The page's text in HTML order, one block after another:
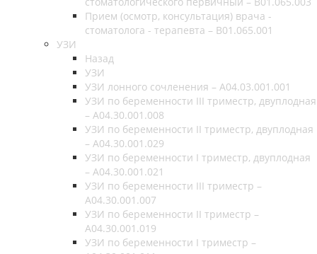
Прием (осмотр, консультация) врача -
стоматолога - терапевта – B01.065.001
УЗИ
Назад
УЗИ
УЗИ лонного сочленения – A04.03.001.001
УЗИ по беременности III триместр, двуплодная
– A04.30.001.008
УЗИ по беременности II триместр, двуплодная
– A04.30.001.029
УЗИ по беременности I триместр, двуплодная
– A04.30.001.021
УЗИ по беременности III триместр –
A04.30.001.007
УЗИ по беременности II триместр –
A04.30.001.019
УЗИ по беременности I триместр –